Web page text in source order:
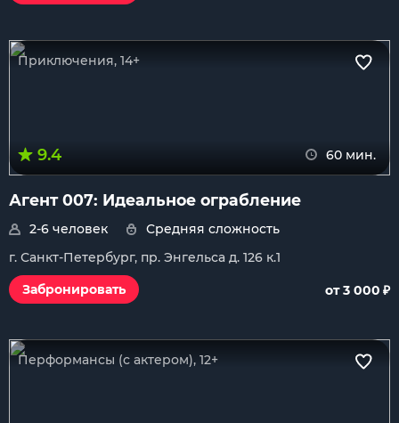
Приключения, 14+
9.4 60 мин.
Агент 007: Идеальное ограбление
2-6 человек
Средняя сложность
г. Санкт-Петербург, пр. Энгельса д. 126 к.1
Забронировать
от 3 000 ₽
Перформансы (с актером), 12+